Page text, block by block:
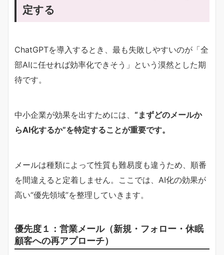
定する
ChatGPTを導入するとき、最も失敗しやすいのが「全
部AIに任せれば効率化できそう」という漠然とした期
待です。
中小企業が効果を出すためには、 “まずどのメールか
らAI化するか”を特定することが重要です。
メールは種類によって性質も難易度も違うため、順番
を間違えると定着しません。ここでは、AI化の効果が
高い“優先領域”を整理していきます。
優先度１：営業メール（新規・フォロー・休眠
顧客への再アプローチ）